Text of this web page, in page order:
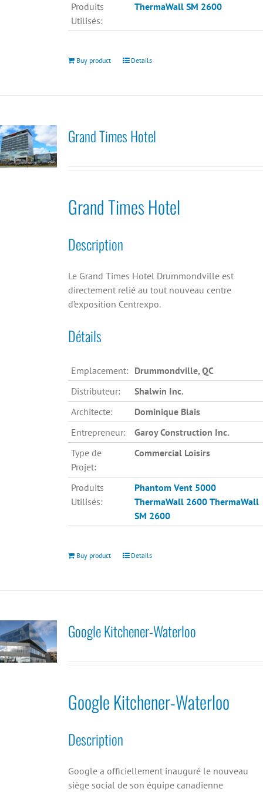
Produits
Utilisés:
ThermaWall SM 2600
Buy product Details
Grand Times Hotel
Grand Times Hotel
Description
Le Grand Times Hotel Drummondville est
directement relié au tout nouveau centre
d’exposition Centrexpo.
Détails
Emplacement: Drummondville, QC
Distributeur:
Shalwin Inc.
Architecte:
Dominique Blais
Entrepreneur:
Garoy Construction Inc.
Type de
Projet:
Commercial Loisirs
Produits
Utilisés:
Phantom Vent 5000
ThermaWall 2600 ThermaWall
SM 2600
Buy product Details
Google Kitchener-Waterloo
Google Kitchener-Waterloo
Description
Google a officiellement inauguré le nouveau
siège social de son équipe canadienne